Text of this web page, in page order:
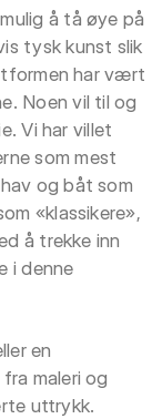
å tå øye på
tysk kunst slik
har vært
Noen vil til og
Vi har villet
som mest
og båt som
«klassikere»,
å trekke inn
i denne
en
maleri og
uttrykk.